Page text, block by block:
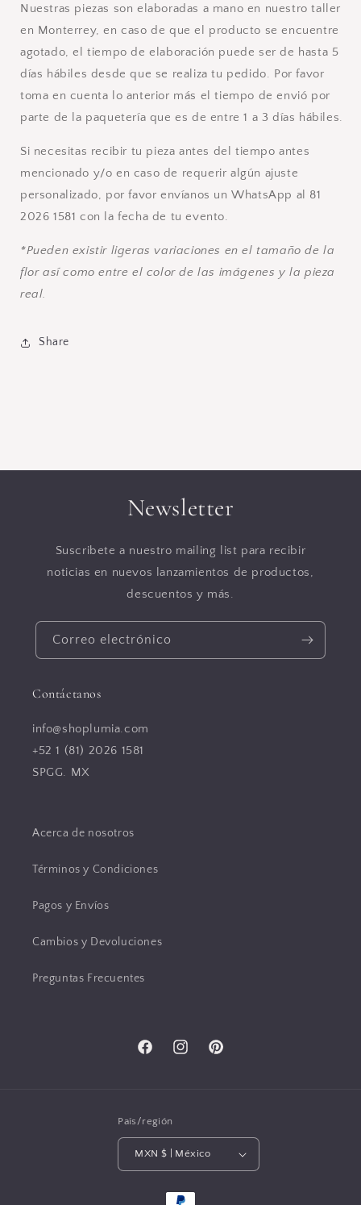
Nuestras piezas son elaboradas a mano en nuestro taller
en Monterrey, en caso de que el producto se encuentre
agotado, el tiempo de elaboración puede ser de hasta 5
días hábiles desde que se realiza tu pedido. Por favor
toma en cuenta lo anterior más el tiempo de envió por
parte de la paquetería que es de entre 1 a 3 días hábiles.
Si necesitas recibir tu pieza antes del tiempo antes
mencionado y/o en caso de requerir algún ajuste
personalizado, por favor envíanos un WhatsApp al 81
2026 1581 con la fecha de tu evento.
*Pueden existir ligeras variaciones en el tamaño de la
flor así como entre el color de las imágenes y la pieza
real.
Share
Newsletter
Suscribete a nuestro mailing list para recibir
noticias en nuevos lanzamientos de productos,
descuentos y más.
Correo electrónico
Contáctanos
info@shoplumia.com
+52 1 (81) 2026 1581
SPGG. MX
Acerca de nosotros
Términos y Condiciones
Pagos y Envíos
Cambios y Devoluciones
Preguntas Frecuentes
FacebookInstagramPinterest
País/región
MXN $ | México
Formas